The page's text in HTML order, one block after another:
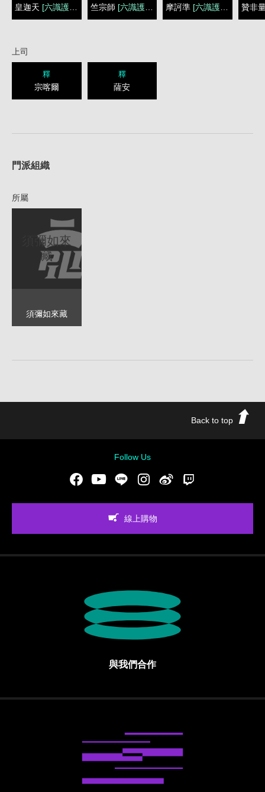
皇迦天 [六識護教] 竺宗師 [六識護教] 摩訶準 [六識護教] 贊非
上司
釋
宗喀爾
釋
薩安
門派組織
所屬
須彌如來
藏
須彌如來藏
Back to top
Follow Us
FacebookYoutubeLINE Instgram新浪微博
線上購物
與我們合作